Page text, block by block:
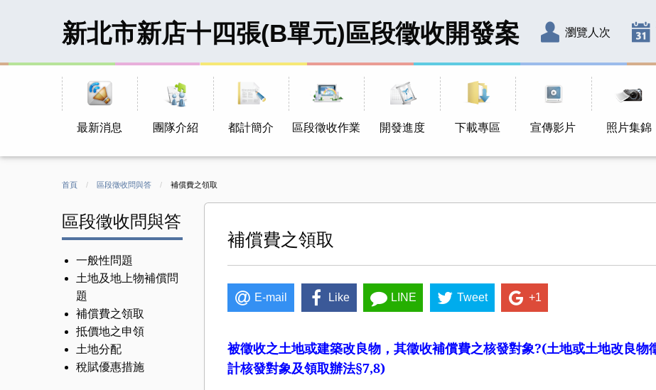
新北市新店十四張(B單元)區段徵收開發案 瀏覽人次
最新消息 團隊介紹 都計簡介 區段徵收作業 開發進度 下載專區 宣傳影片 照片集錦
首頁 區段徵收問與答 CURRENT:
補償費之領取
區段徵收問與答
一般性問題
土地及地上物補償問
題
補償費之領取
抵價地之申領
土地分配
稅賦優惠措施
補償費之領取
E-mail Like LINE Tweet +1
被徵收之土地或建築改良物，其徵收補償費之核發對象?(土地或土地改良物
計核發對象及領取辦法§7,8)